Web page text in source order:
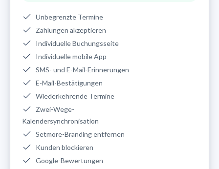
Unbegrenzte Termine
Zahlungen akzeptieren
Individuelle Buchungsseite
Individuelle mobile App
SMS- und E-Mail-Erinnerungen
E-Mail-Bestätigungen
Wiederkehrende Termine
Zwei-Wege-
Kalendersynchronisation
Setmore-Branding entfernen
Kunden blockieren
Google-Bewertungen